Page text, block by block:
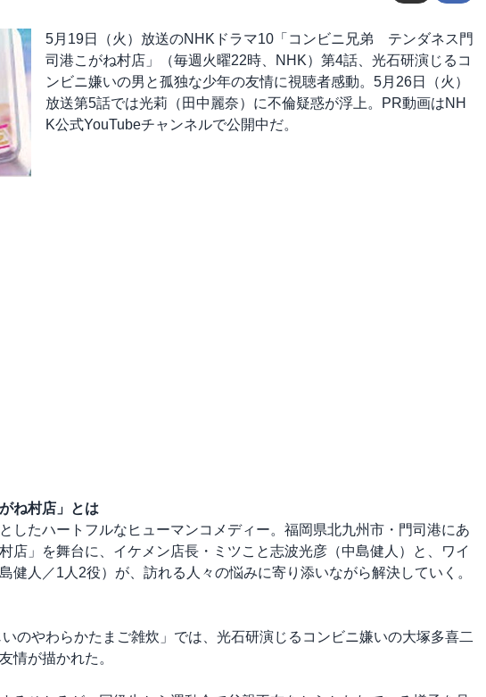
5月19日（火）放送のNHKドラマ10「コンビニ兄弟 テンダネス門
司港こがね村店」（毎週火曜22時、NHK）第4話、光石研演じるコ
ンビニ嫌いの男と孤独な少年の友情に視聴者感動。5月26日（火）
放送第5話では光莉（田中麗奈）に不倫疑惑が浮上。PR動画はNH
K公式YouTubeチャンネルで公開中だ。
ね村店」とは
したハートフルなヒューマンコメディー。福岡県北九州市・門司港にあ
店」を舞台に、イケメン店長・ミツこと志波光彦（中島健人）と、ワイ
健人／1人2役）が、訪れる人々の悩みに寄り添いながら解決していく。
のやわらかたまご雑炊」では、光石研演じるコンビニ嫌いの大塚多喜二
情が描かれた。